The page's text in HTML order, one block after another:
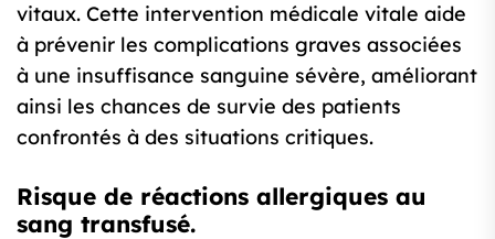
vitaux. Cette intervention médicale vitale aide
à prévenir les complications graves associées
à une insuffisance sanguine sévère, améliorant
ainsi les chances de survie des patients
confrontés à des situations critiques.
Risque de réactions allergiques au
sang transfusé.